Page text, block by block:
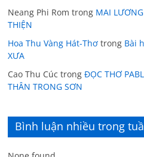
Neang Phi Rom trong MAI
THIỆN
Hoa Thu Vàng Hát-Thơ trong Bài
XƯA
Cao Thu Cúc trongĐỌC THƠ
THÂN TRONG SƠN
Bình luận nhiều trong